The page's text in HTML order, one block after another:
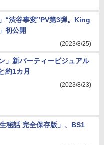
“渋谷事変”PV第3弾。King
初公開
(2023/8/25)
」新パーティービジュアル
約1カ月
(2023/8/23)
秘話 完全保存版」、BS1